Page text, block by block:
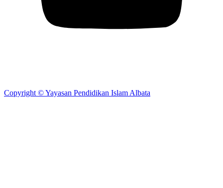
Copyright © Yayasan Pendidikan Islam Albata